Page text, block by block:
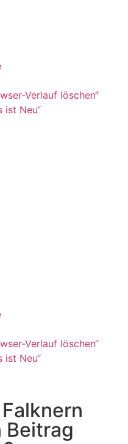
Verlauf löschen“
ist Neu“
Verlauf löschen“
ist Neu“
Beitrag